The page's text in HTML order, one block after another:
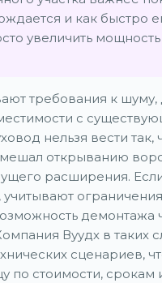
и как быстро
увеличить мощность
требования к шуму,
с
нельзя вести так,
открыванию
расширения.
ограничения
демонтажа
Вуудх в таких
сценариев,
по стоимости, срокам